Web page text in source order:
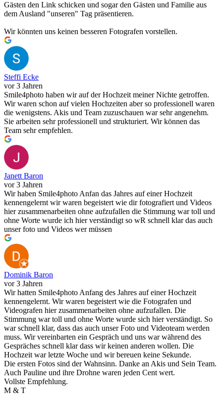
Gästen den Link schicken und sogar den Gästen und Familie aus
dem Ausland "unseren" Tag präsentieren.
Wir könnten uns keinen besseren Fotografen vorstellen.
Steffi Ecke
vor 3 Jahren
Smile4photo haben wir auf der Hochzeit meiner Nichte getroffen.
Wir waren schon auf vielen Hochzeiten aber so professionell waren
die wenigstens. Akis und Team zuzuschauen war sehr angenehm.
Sie arbeiten sehr professionell und strukturiert. Wir können das
Team sehr empfehlen.
Janett Baron
vor 3 Jahren
Wir haben Smile4photo Anfan das Jahres auf einer Hochzeit
kennengelernt wir waren begeistert wie dir fotografiert und Videos
hier zusammenarbeiten ohne aufzufallen die Stimmung war toll und
ohne Worte wurde ich hier verständigt so wR schnell klar das auch
unser foto und Videos wer müssen
Dominik Baron
vor 3 Jahren
Wir hatten Smile4photo Anfang des Jahres auf einer Hochzeit
kennengelernt. Wir waren begeistert wie die Fotografen und
Videografen hier zusammenarbeiten ohne aufzufallen. Die
Stimmung war toll und ohne Worte wurde sich hier verständigt. So
war schnell klar, dass das auch unser Foto und Videoteam werden
muss. Wir vereinbarten ein Gespräch und uns war während des
Gespräches schnell klar dass wir keinen anderen wollen. Die
Hochzeit war letzte Woche und wir bereuen keine Sekunde.
Die ersten Fotos sind der Wahnsinn. Danke an Akis und Sein Team.
Auch Pauline und ihre Drohne waren jeden Cent wert.
Vollste Empfehlung.
M & T